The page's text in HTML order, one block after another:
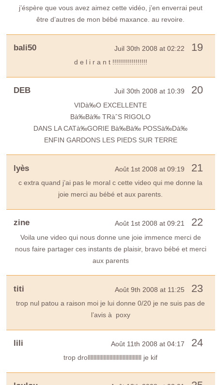
j’éspère que vous avez aimez cette vidéo, j’en enverrai peut
être d’autres de mon bébé maxance. au revoire.
bali50 Juil 30th 2008 at 02:22 19
d e l i r a n t !!!!!!!!!!!!!!!!!!
DEB Juil 30th 2008 at 10:39 20
VIDà‰O EXCELLENTE
Bà‰Bà‰ TRàˆS RIGOLO
DANS LA CATà‰GORIE Bà‰Bà‰ POSSà‰Dà‰
ENFIN GARDONS LES PIEDS SUR TERRE
lyès Août 1st 2008 at 09:19 21
c extra quand j’ai pas le moral c cette video qui me donne la
joie merci au bébé et aux parents.
zine Août 1st 2008 at 09:21 22
Voila une video qui nous donne une joie immence merci de
nous faire partager ces instants de plaisir, bravo bébé et merci
aux parents
titi Août 9th 2008 at 11:25 23
trop nul patou a raison moi je lui donne 0/20 je ne suis pas de
l’avis à poxy
lili Août 11th 2008 at 04:17 24
trop drolllllllllllllllllllllllllllllllllllll je kif